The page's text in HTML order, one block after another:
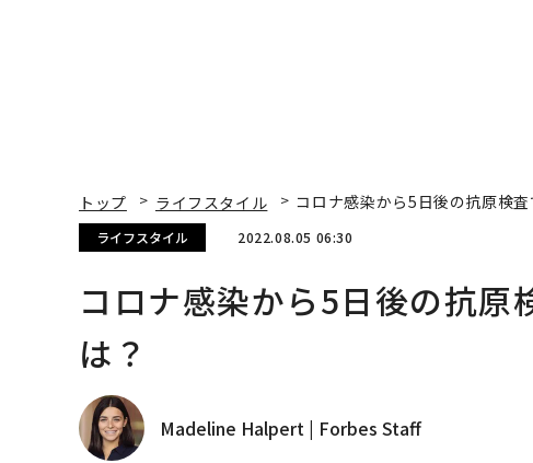
トップ ライフスタイル コロナ感染から5日後の抗原検
ライフスタイル 2022.08.05 06:30
コロナ感染から5日後の抗原
は？
Madeline Halpert | Forbes Staff